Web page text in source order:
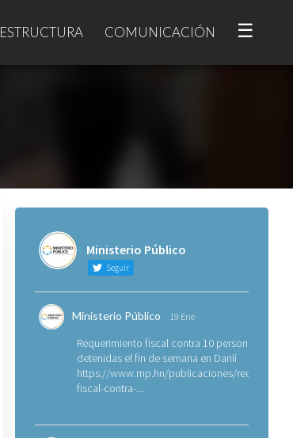
ESTRUCTURA COMUNICACIÓN ☰
Ministerio Público
Seguir
Ministerio Público 19 Ene
Requerimiento fiscal contra 10 personas
detenidas el fin de semana en Danlí
https://www.mp.hn/publicaciones/
fiscal-contra-...